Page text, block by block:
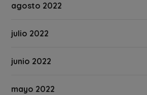
agosto 2022
julio 2022
junio 2022
mayo 2022